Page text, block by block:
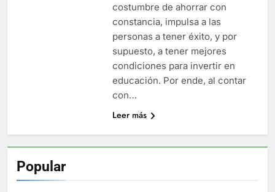
costumbre de ahorrar con
constancia, impulsa a las
personas a tener éxito, y por
supuesto, a tener mejores
condiciones para invertir en
educación. Por ende, al contar
con…
Leer más
Popular